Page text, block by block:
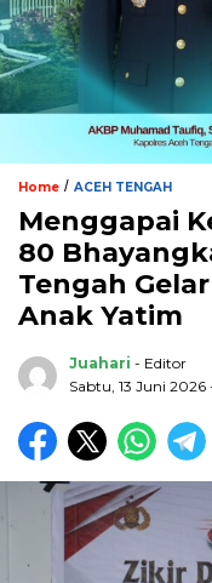
Home / ACEH TENGAH
Menggapai
80
Tengah
Anak Yatim
Juahari - Editor
Sabtu, 13 Juni 2026